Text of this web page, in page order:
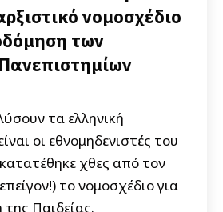
νομοσχέδιο
των
τα ελληνική
οι εθνομηδενιστές του
χθες από τον
το νομοσχέδιο για
Παιδείας.